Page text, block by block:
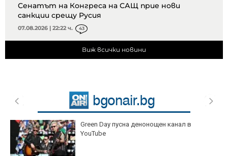
Сенатът на Конгреса на САЩ прие нови
санкции срещу Русия
07.08.2026 | 22:22 ч. 43
Виж всички новини
Green Day пусна денонощен канал в
YouTube